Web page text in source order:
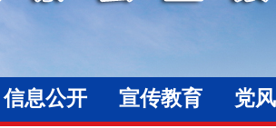
信息公开 宣传教育 党